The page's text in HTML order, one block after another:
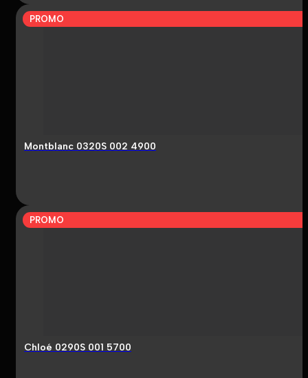
PROMO
Montblanc 0320S 002 4900
PROMO
Chloé 0290S 001 5700